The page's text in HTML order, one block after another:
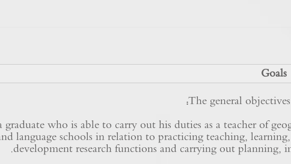
Goals
The general
graduate who is able to carry out his duties as a teacher of
language schools ​​in relation to practicing teaching,
development research functions and carrying out planning,